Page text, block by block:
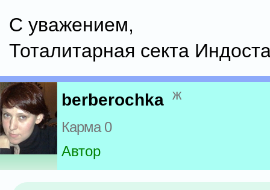
С уважением,
Тоталитарная секта
berberochka ж
Карма 0
Автор